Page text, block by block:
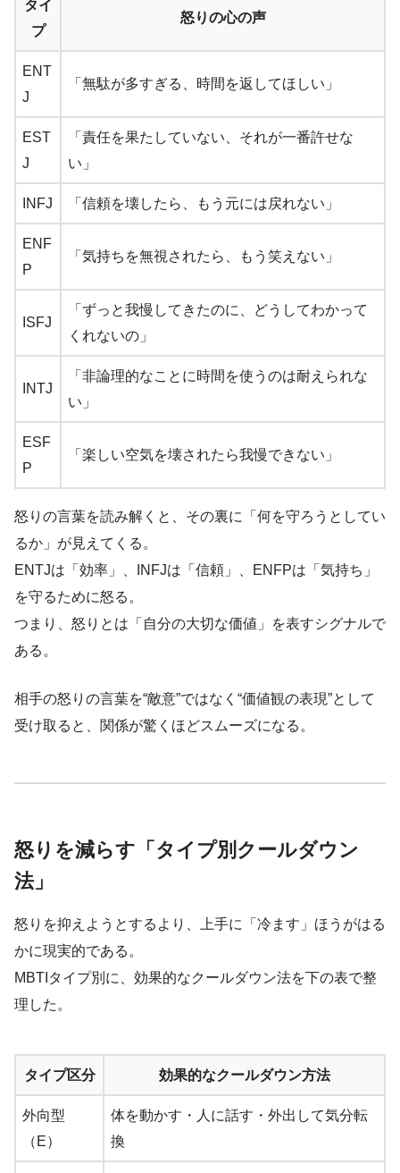
タイ
プ
怒りの心の声
ENT
J
「無駄が多すぎる、時間を返してほしい」
EST
J
「責任を果たしていない、それが一番許せな
い」
INFJ 「信頼を壊したら、もう元には戻れない」
ENF
P
「気持ちを無視されたら、もう笑えない」
ISFJ
「ずっと我慢してきたのに、どうしてわかって
くれないの」
INTJ
「非論理的なことに時間を使うのは耐えられな
い」
ESF
P
「楽しい空気を壊されたら我慢できない」
怒りの言葉を読み解くと、その裏に「何を守ろうとしてい
るか」が見えてくる。
ENTJは「効率」、INFJは「信頼」、ENFPは「気持ち」
を守るために怒る。
つまり、怒りとは「自分の大切な価値」を表すシグナルで
ある。
相手の怒りの言葉を“敵意”ではなく“価値観の表現”として
受け取ると、関係が驚くほどスムーズになる。
怒りを減らす「タイプ別クールダウン
法」
怒りを抑えようとするより、上手に「冷ます」ほうがはる
かに現実的である。
MBTIタイプ別に、効果的なクールダウン法を下の表で整
理した。
タイプ区分 効果的なクールダウン方法
外向型
（E）
体を動かす・人に話す・外出して気分転
換